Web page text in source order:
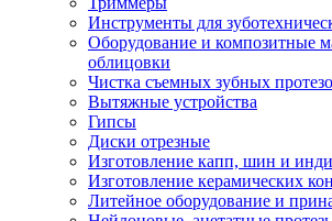
Инструменты для
Оборудование и композитные
облицовки
Чистка съемных зубных
Вытяжные устройства
Гипсы
Диски отрезные
Изготовление капп, шин и
Изготовление керамических
Литейное оборудование и